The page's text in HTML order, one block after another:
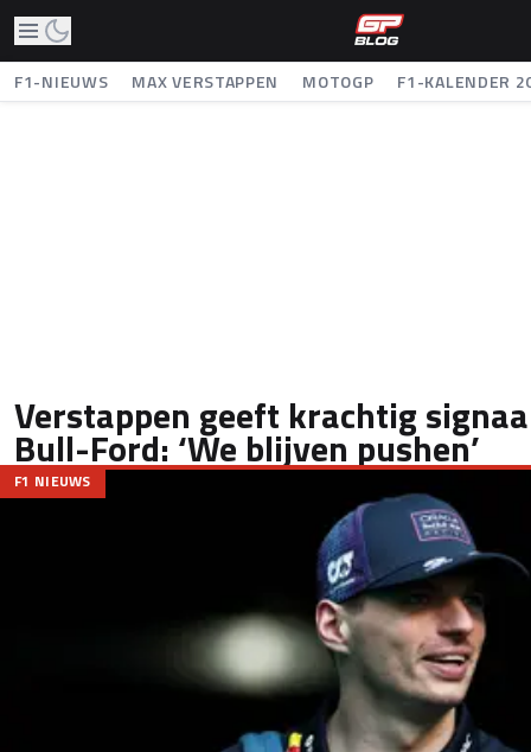
F1-NIEUWS MAX VERSTAPPEN MOTOGP F1-KALENDER
Verstappen geeft krachtig
Bull-Ford: ‘We blijven pushen’
F1 NIEUWS